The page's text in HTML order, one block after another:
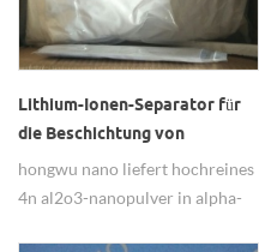
Lithium-Ionen-Separator für
die Beschichtung von
Aluminiumoxid-Nanopulver
alpha al2o3-Nanopartikeln
hongwu nano liefert hochreines
4n al2o3-nanopulver in alpha-